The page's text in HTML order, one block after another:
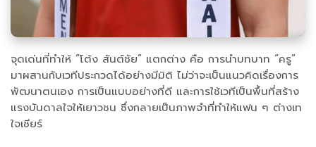
จุดเด่นที่ทำให้ “โต้ง สันต์ชัย” แตกต่าง คือ การนำบทบาท “ครู”
มาผสานกับเวทีประกวดได้อย่างมีมิติ ไม่ว่าจะเป็นแนวคิดเรื่องการ
พัฒนาตนเอง การเป็นแบบอย่างที่ดี และการใช้เวทีเป็นพื้นที่สร้าง
แรงบันดาลใจให้เยาวชน ซึ่งกลายเป็นภาพจำที่ทำให้แฟน ๆ ต่างเท
ใจเชียร์